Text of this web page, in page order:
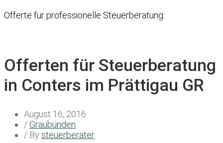
Offerte für professionelle Steuerberatung:
Offerten für Steuerberatung
in Conters im Prättigau GR
August 16, 2016
/Graubünden
/ By steuerberater